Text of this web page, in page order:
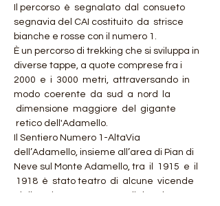
Il percorso  è  segnalato  dal  consueto
segnavia del CAI costituito  da  strisce
bianche e rosse con il numero 1.
È un percorso di trekking che si sviluppa in
diverse tappe, a quote comprese fra i
2000  e  i  3000  metri,  attraversando  in
modo  coerente  da  sud  a  nord  la
dimensione  maggiore  del  gigante
retico dell'Adamello.
Il Sentiero Numero 1-AltaVia
dell’Adamello, insieme all’area di Pian di
Neve sul Monte Adamello, tra  il  1915  e  il
1918  è  stato teatro  di  alcune  vicende